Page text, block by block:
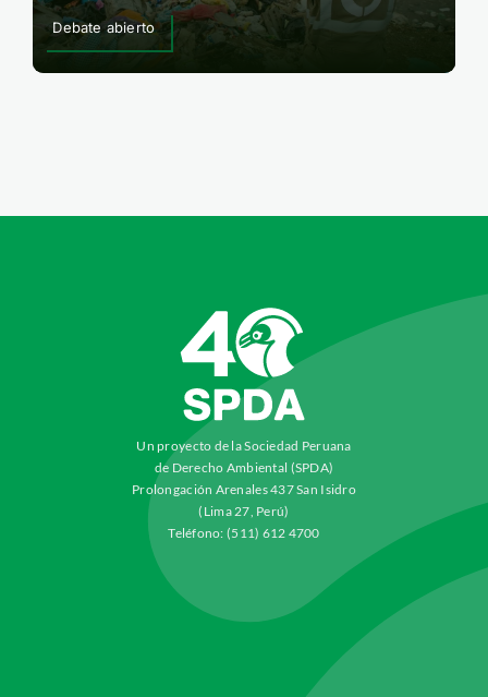
Debate abierto
Un proyecto de la Sociedad Peruana
de Derecho Ambiental (SPDA)
Prolongación Arenales 437 San Isidro
(Lima 27, Perú)
Teléfono: (511) 612 4700